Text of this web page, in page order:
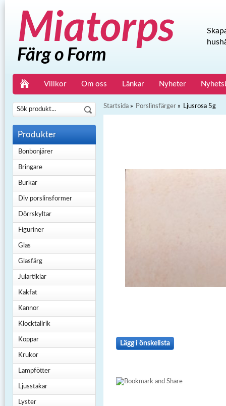
Villkor Om oss Länkar Nyheter
Produkter
Bonbonjärer
Bringare
Burkar
Div porslinsformer
Dörrskyltar
Figuriner
Glas
Glasfärg
Julartiklar
Kakfat
Kannor
Klocktallrik
Koppar
Krukor
Lampfötter
Ljusstakar
Lyster
Startsida » Porslinsfärger » Ljusrosa 5g
Lägg i önskelista